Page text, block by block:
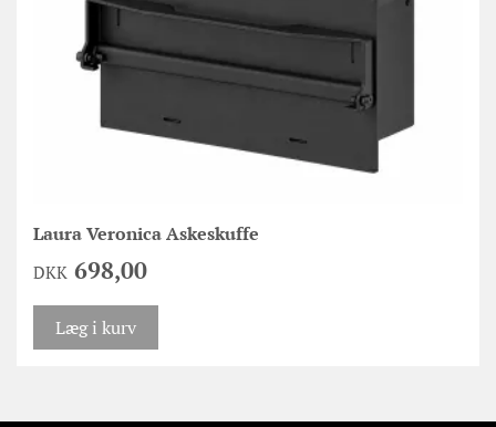
Laura Veronica Askeskuffe
DKK 698,00
Læg i kurv